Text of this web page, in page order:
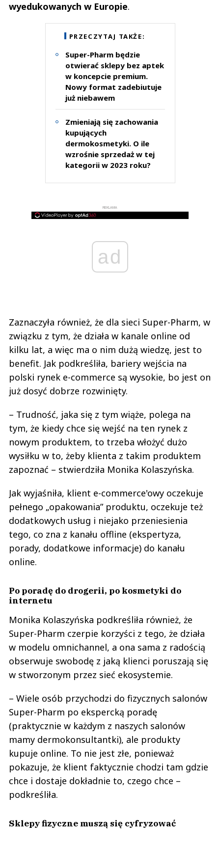
wyedukowanych w Europie.
PRZECZYTAJ TAKŻE:
Super-Pharm będzie
otwierać sklepy bez aptek
w koncepcie premium.
Nowy format zadebiutuje
już niebawem
Zmieniają się zachowania
kupujących
dermokosmetyki. O ile
wzrośnie sprzedaż w tej
kategorii w 2023 roku?
REKLAMA
ad
Zaznaczyła również, że dla sieci Super-Pharm, w
związku z tym, że działa w kanale online od
kilku lat, a więc ma o nim dużą wiedzę, jest to
benefit. Jak podkreśliła, bariery wejścia na
polski rynek e-commerce są wysokie, bo jest on
już dosyć dobrze rozwinięty.
– Trudność, jaka się z tym wiąże, polega na
tym, że kiedy chce się wejść na ten rynek z
nowym produktem, to trzeba włożyć dużo
wysiłku w to, żeby klienta z takim produktem
zapoznać – stwierdziła Monika Kolaszyńska.
Jak wyjaśniła, klient e-commerce'owy oczekuje
pełnego „opakowania” produktu, oczekuje też
dodatkowych usług i niejako przeniesienia
tego, co zna z kanału offline (ekspertyza,
porady, dodatkowe informacje) do kanału
online.
Po poradę do drogerii, po kosmetyki do
internetu
Monika Kolaszyńska podkreśliła również, że
Super-Pharm czerpie korzyści z tego, że działa
w modelu omnichannel, a ona sama z radością
obserwuje swobodę z jaką klienci poruszają się
w stworzonym przez sieć ekosystemie.
– Wiele osób przychodzi do fizycznych salonów
Super-Pharm po ekspercką poradę
(praktycznie w każdym z naszych salonów
mamy dermokonsultantki), ale produkty
kupuje online. To nie jest złe, ponieważ
pokazuje, że klient faktycznie chodzi tam gdzie
chce i dostaje dokładnie to, czego chce –
podkreśliła.
Sklepy fizyczne muszą się cyfryzować